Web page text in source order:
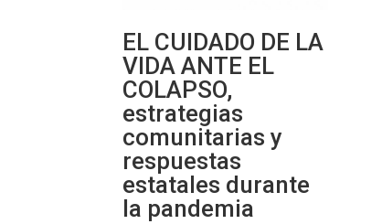
EL CUIDADO DE LA
VIDA ANTE EL
COLAPSO,
estrategias
comunitarias y
respuestas
estatales durante
la pandemia